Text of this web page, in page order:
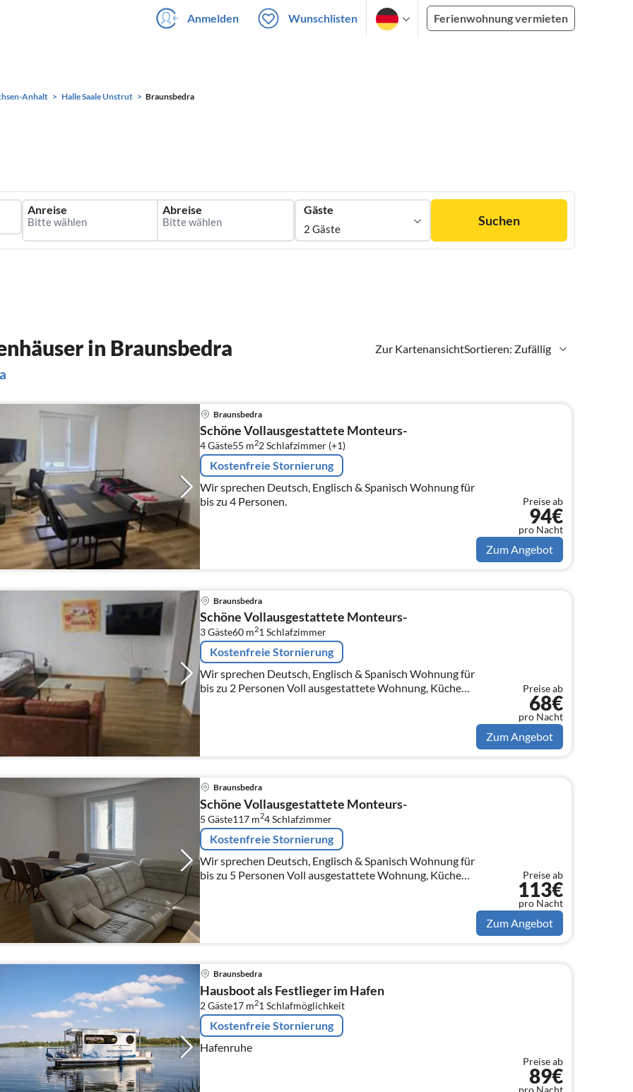
Anmelden Wunschlisten Ferienwohnung vermieten
Anhalt Halle Saale Unstrut Braunsbedra
Anreise Abreise Gäste
2 Gäste
Suchen
Zur KartenansichtSortieren: Zufällig
in Braunsbedra
Braunsbedra
Schöne Vollausgestattete Monteurs-
4 Gäste55 m22Schlafzimmer (+1)
Kostenfreie Stornierung
Wir sprechen Deutsch, Englisch & Spanisch Wohnung für
bis zu 4 Personen.
Preise ab
94€
pro Nacht
Zum Angebot
Braunsbedra
Schöne Vollausgestattete Monteurs-
3 Gäste60 m21 Schlafzimmer
Kostenfreie Stornierung
Wir sprechen Deutsch, Englisch & Spanisch Wohnung für
bis zu 2 Personen Voll ausgestattete Wohnung, Küche
Wasserkocher, Mikrowelle, B...
Preise ab
68€
pro Nacht
Zum Angebot
Braunsbedra
Schöne Vollausgestattete Monteurs-
5 Gäste117 m24Schlafzimmer
Kostenfreie Stornierung
Wir sprechen Deutsch, Englisch & Spanisch Wohnung für
bis zu 5 Personen Voll ausgestattete Wohnung, Küche
Wasserkocher, Mikrowelle, B...
Preise ab
113€
pro Nacht
Zum Angebot
Braunsbedra
Hausboot als Festlieger im Hafen
2 Gäste17 m21 Schlafmöglichkeit
Kostenfreie Stornierung
Hafenruhe
Preise ab
89€